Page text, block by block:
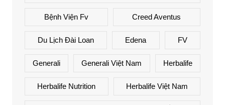
Bệnh Viện Fv Creed Aventus
Du Lịch Đài Loan Edena FV
Generali Generali Việt Nam Herbalife
Herbalife Nutrition Herbalife Việt Nam